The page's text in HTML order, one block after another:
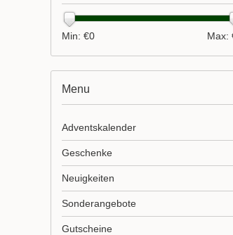
Min: €0 Max:
Menu
Adventskalender
Geschenke
Neuigkeiten
Sonderangebote
Gutscheine